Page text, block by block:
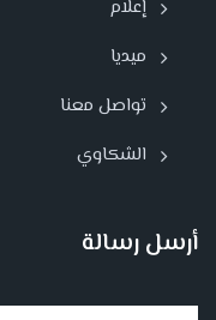
إعلام
ميديا
تواصل معنا
الشكاوي
أرسل رسالة